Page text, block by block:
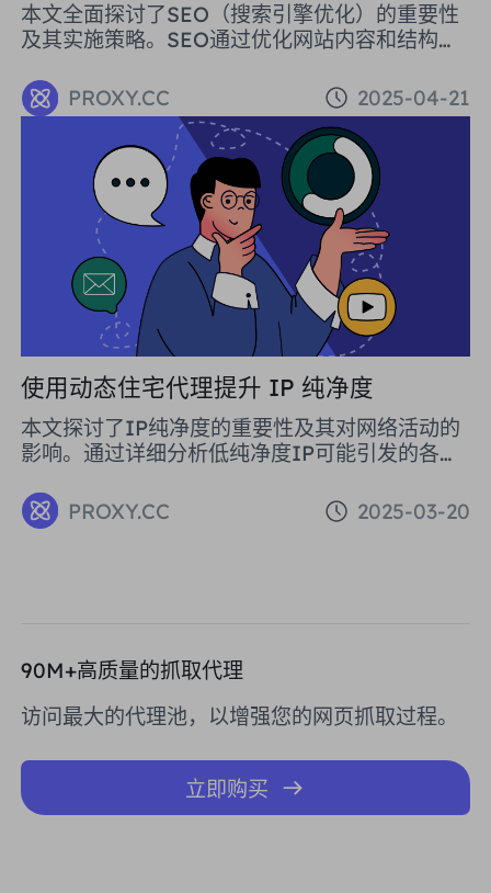
本文全面探讨了SEO（搜索引擎优化）的重要性
及其实施策略。SEO通过优化网站内容和结构，
质量流量。文章介绍了SEO的基本概念、站内和
站外优化策略，并详细解释了如何利用代理工具
（如PROXY.CC的住宅代理）来提升SEO效果。
总结来看，SEO不仅是免费的广告方式，还能长
期提升网站在搜索引擎中的可见度和流量，对企
业发展具有重要意义。
PROXY.CC 2025-04-21
使用动态住宅代理提升 IP 纯净度
本文探讨了IP纯净度的重要性及其对网络活动的
影响。通过详细分析低纯净度IP可能引发的各种
险，文章强调了保持IP纯净度的必要性。文中还
介绍了使用动态住宅代理来提升IP纯净度的有效
PROXY.CC 2025-03-20
90M+高质量的抓取代理
访问最大的代理池，以增强您的网页抓取过程。
立即购买